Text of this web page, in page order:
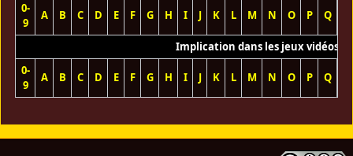
0-
9
A B C D E F G H I J K L M N O P Q
Implication dans les jeux vidéos
0-
9
A B C D E F G H I J K L M N O P Q